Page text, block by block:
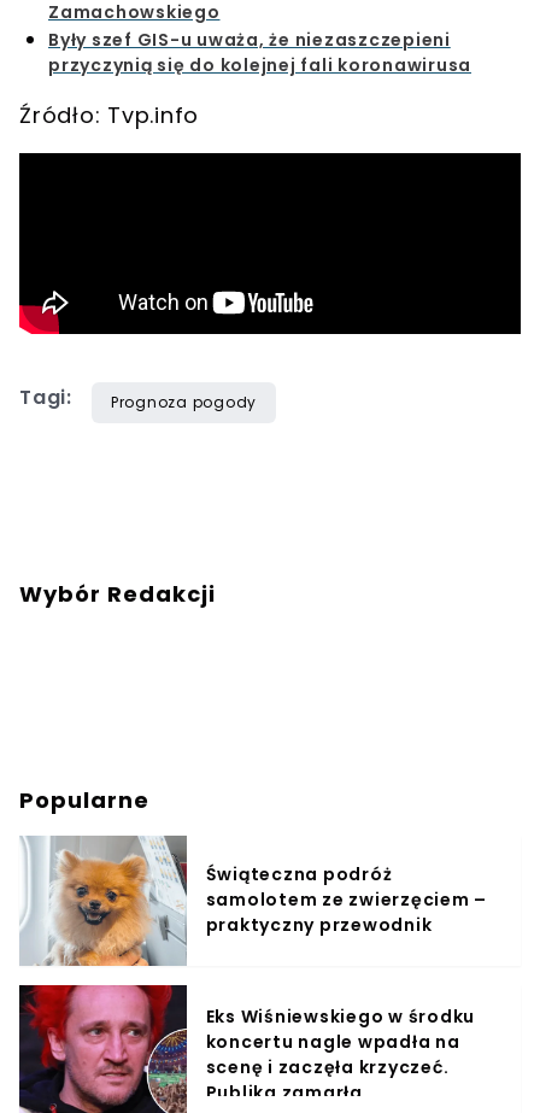
Zamachowskiego
Były szef GIS-u uważa, że niezaszczepieni
przyczynią się do kolejnej fali koronawirusa
Źródło: Tvp.info
Tagi: Prognoza pogody
Wybór Redakcji
Popularne
Świąteczna podróż
samolotem ze zwierzęciem –
praktyczny przewodnik
Eks Wiśniewskiego w środku
koncertu nagle wpadła na
scenę i zaczęła krzyczeć.
Publika zamarła